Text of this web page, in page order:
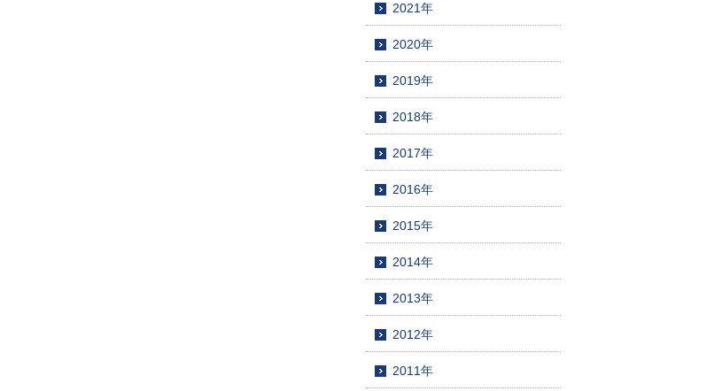
2021年
2020年
2019年
2018年
2017年
2016年
2015年
2014年
2013年
2012年
2011年